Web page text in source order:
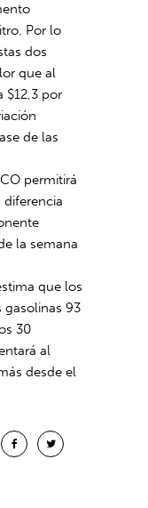
Por lo
dos
que al
$12,3 por
de las
permitirá
diferencia
la semana
que los
gasolinas 93
30
al
desde el